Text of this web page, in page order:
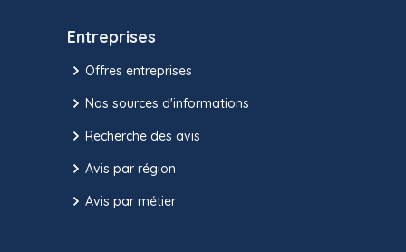
Entreprises
Offres entreprises
Nos sources d'informations
Recherche des avis
Avis par région
Avis par métier